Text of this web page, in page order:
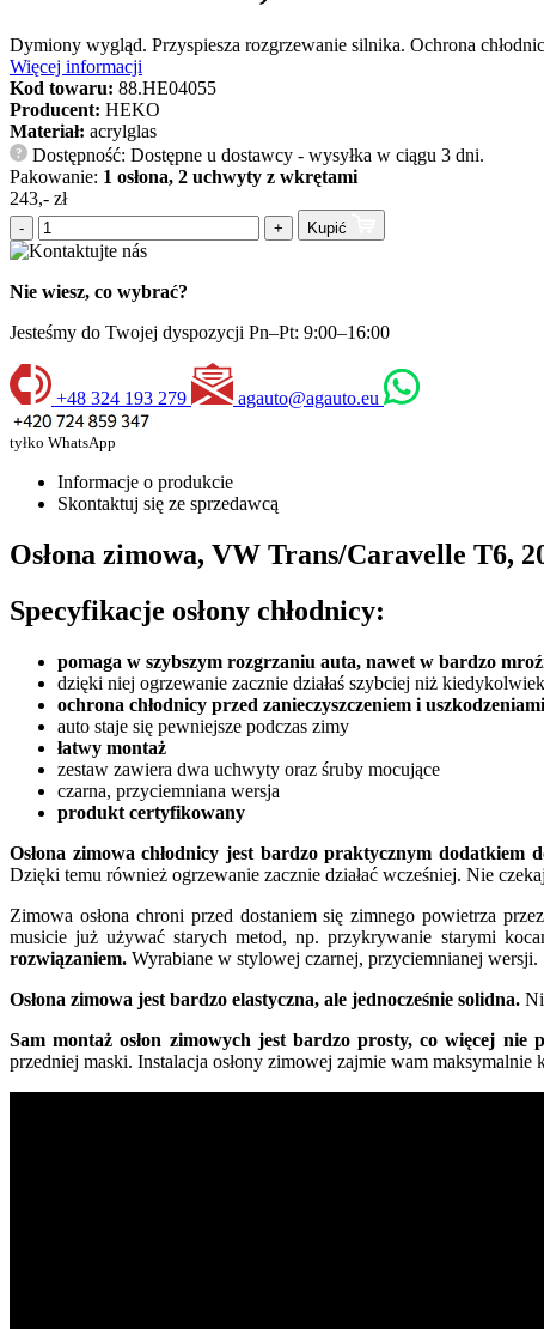
Dymiony wygląd. Przyspiesza rozgrzewanie silnika. Ochrona
Więcej informacji
Kod towaru: 88.HE04055
Producent: HEKO
Materiał: acrylglas
?
Dostępność: Dostępne u dostawcy - wysyłka w ciągu 3 dni.
Pakowanie: 1 osłona, 2 uchwyty z wkrętami
243,- zł
- + Kupić
Nie wiesz, co wybrać?
Jesteśmy do Twojej dyspozycji Pn–Pt: 9:00–16:00
+48 324 193 279 agauto@agauto.eu
tyłko WhatsApp
Informacje o produkcie
Skontaktuj się ze sprzedawcą
Osłona zimowa, VW Trans/Caravelle T6,
Specyfikacje osłony chłodnicy:
pomaga w szybszym rozgrzaniu auta, nawet w bardzo
dzięki niej ogrzewanie zacznie działaś szybciej niż kiedykolwiek
ochrona chłodnicy przed zanieczyszczeniem i uszkodzeniami
auto staje się pewniejsze podczas zimy
łatwy montaż
zestaw zawiera dwa uchwyty oraz śruby mocujące
czarna, przyciemniana wersja
produkt certyfikowany
Osłona zimowa chłodnicy jest bardzo praktycznym dodatkiem
Dzięki temu również ogrzewanie zacznie działać wcześniej. Nie
Zimowa osłona chroni przed dostaniem się zimnego powietrza
musicie już używać starych metod, np. przykrywanie starymi
rozwiązaniem. Wyrabiane w stylowej czarnej, przyciemnianej wersji.
Osłona zimowa jest bardzo elastyczna, ale jednocześnie solidna.
Sam montaż osłon zimowych jest bardzo prosty, co więcej
przedniej maski. Instalacja osłony zimowej zajmie wam maksymalnie